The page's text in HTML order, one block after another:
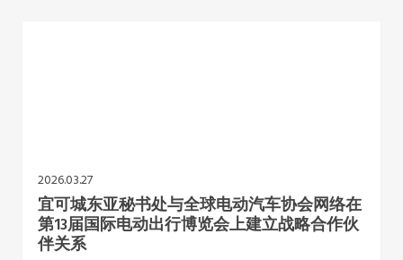
2026.03.27
宜可城东亚秘书处与全球电动汽车协会网络在
第13届国际电动出行博览会上建立战略合作伙
伴关系